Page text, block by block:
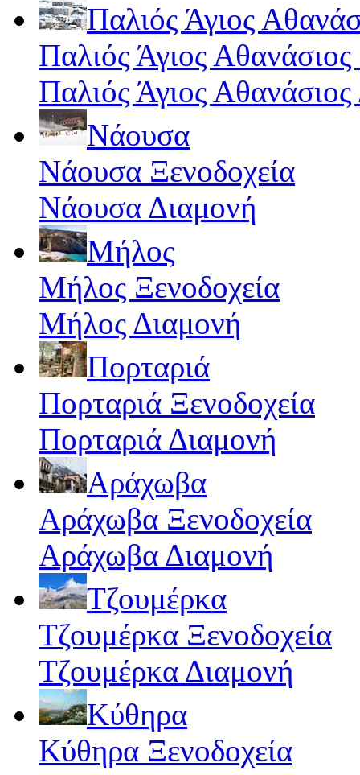
Παλιός Άγιος
Παλιός Άγιος Αθανάσιος
Παλιός Άγιος
Νάουσα
Νάουσα Ξενοδοχεία
Νάουσα Διαμονή
Μήλος
Μήλος Ξενοδοχεία
Μήλος Διαμονή
Πορταριά
Πορταριά Ξενοδοχεία
Πορταριά Διαμονή
Αράχωβα
Αράχωβα Ξενοδοχεία
Αράχωβα Διαμονή
Τζουμέρκα
Τζουμέρκα Ξενοδοχεία
Τζουμέρκα Διαμονή
Κύθηρα
Κύθηρα Ξενοδοχεία